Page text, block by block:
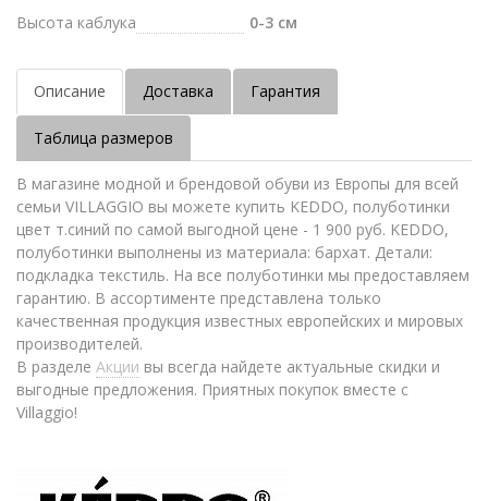
Высота каблука
0-3 см
Описание Доставка Гарантия
Таблица размеров
В магазине модной и брендовой обуви из Европы для всей
семьи VILLAGGIO вы можете купить KEDDO, полуботинки
цвет т.синий по самой выгодной цене - 1 900 руб. KEDDO,
полуботинки выполнены из материала: бархат. Детали:
подкладка текстиль. На все полуботинки мы предоставляем
гарантию. В ассортименте представлена только
качественная продукция известных европейских и мировых
производителей.
В разделе Акции вы всегда найдете актуальные скидки и
выгодные предложения. Приятных покупок вместе с
Villaggio!